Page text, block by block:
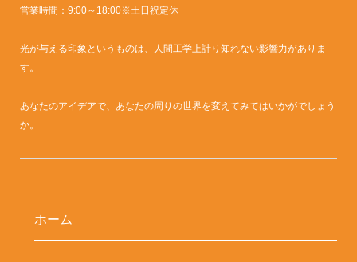
営業時間：9:00～18:00※土日祝定休
光が与える印象というものは、人間工学上計り知れない影響力がありま
す。
あなたのアイデアで、あなたの周りの世界を変えてみてはいかがでしょう
か。
ホーム